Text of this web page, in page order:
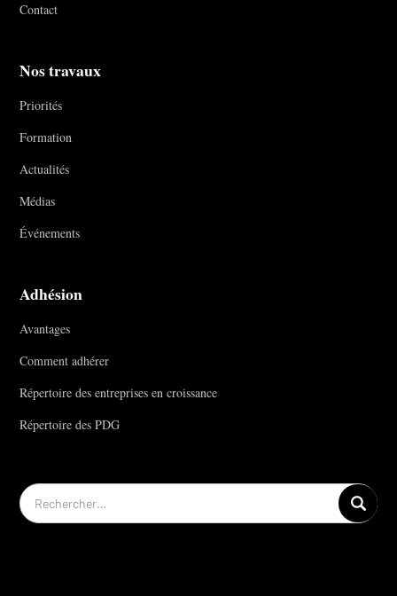
Contact
Nos travaux
Priorités
Formation
Actualités
Médias
Événements
Adhésion
Avantages
Comment adhérer
Répertoire des entreprises en croissance
Répertoire des PDG